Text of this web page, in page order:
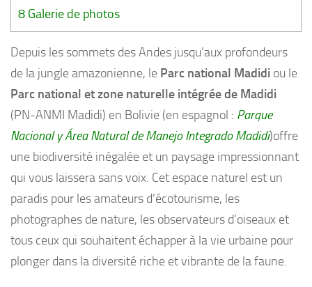
8 Galerie de photos
Depuis les sommets des Andes jusqu’aux profondeurs
de la jungle amazonienne, le Parc national Madidi ou le
Parc national et zone naturelle intégrée de Madidi
(PN-ANMI Madidi) en Bolivie (en espagnol : Parque
Nacional y Área Natural de Manejo Integrado Madidi)offre
une biodiversité inégalée et un paysage impressionnant
qui vous laissera sans voix. Cet espace naturel est un
paradis pour les amateurs d’écotourisme, les
photographes de nature, les observateurs d’oiseaux et
tous ceux qui souhaitent échapper à la vie urbaine pour
plonger dans la diversité riche et vibrante de la faune.